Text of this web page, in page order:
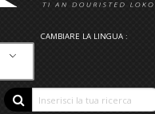
CAMBIARE LA LINGUA :